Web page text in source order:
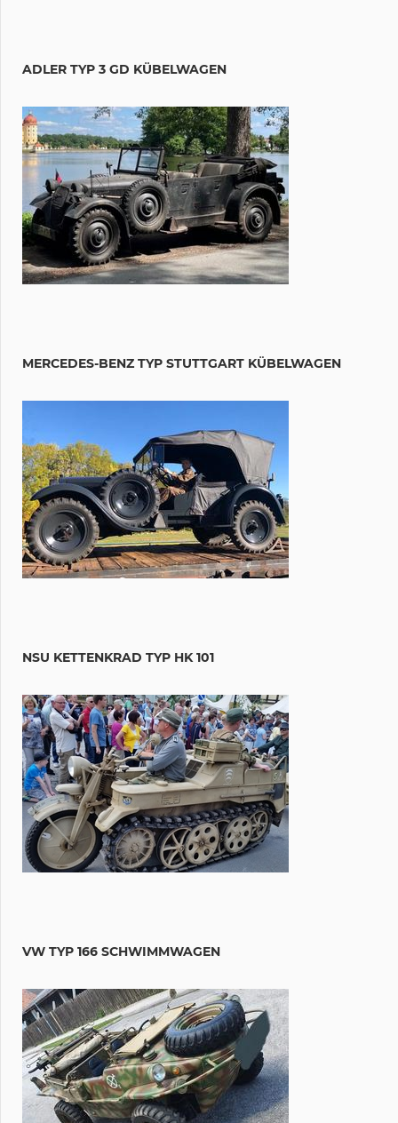
ADLER TYP 3 GD KÜBELWAGEN
MERCEDES-BENZ TYP STUTTGART KÜBELWAGEN
NSU KETTENKRAD TYP HK 101
VW TYP 166 SCHWIMMWAGEN